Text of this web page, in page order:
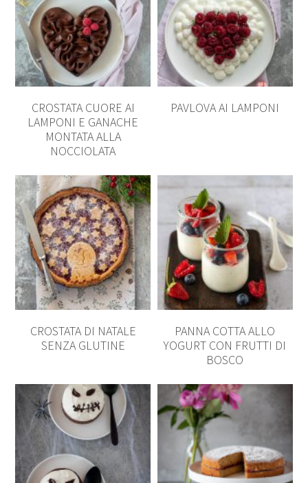
CROSTATA CUORE AI
LAMPONI E GANACHE
MONTATA ALLA
NOCCIOLATA
PAVLOVA AI LAMPONI
CROSTATA DI NATALE
SENZA GLUTINE
PANNA COTTA ALLO
YOGURT CON FRUTTI DI
BOSCO